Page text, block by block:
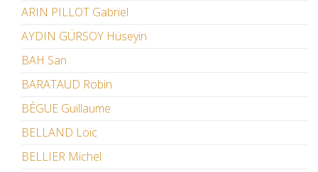
ARIN PILLOT Gabriel
AYDIN GÜRSOY Hüseyin
BAH San
BARATAUD Robin
BÈGUE Guillaume
BELLAND Loïc
BELLIER Michel